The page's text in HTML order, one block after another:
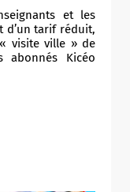
et les
d’un tarif réduit,
visite ville » de
abonnés Kicéo